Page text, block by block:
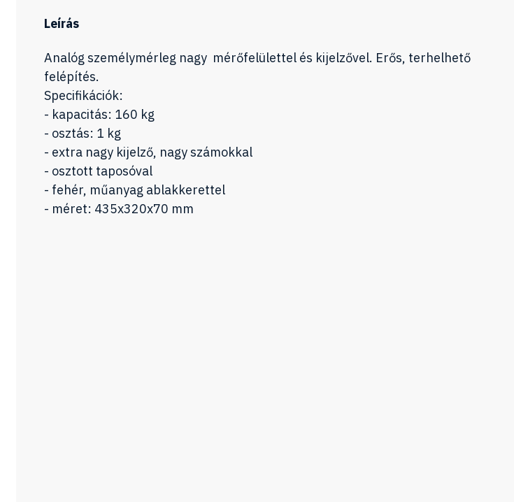
Leírás
Analóg személymérleg nagy mérőfelülettel és kijelzővel. Erős, terhelhető
felépítés.
Specifikációk:
- kapacitás: 160 kg
- osztás: 1 kg
- extra nagy kijelző, nagy számokkal
- osztott taposóval
- fehér, műanyag ablakkerettel
- méret: 435x320x70 mm